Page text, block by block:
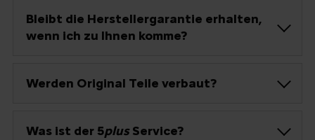
Bleibt die Herstellergarantie erhalten,
wenn ich zu Ihnen komme?
Werden Original Teile verbaut?
Was ist der 5plusService?